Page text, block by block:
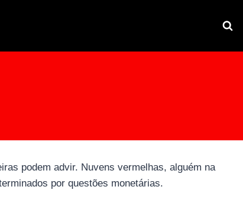
podem advir. Nuvens vermelhas, alguém na
por questões monetárias.